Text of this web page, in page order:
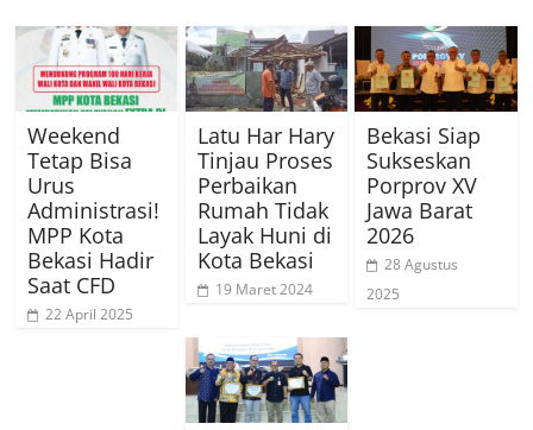
Weekend
Tetap Bisa
Urus
Administrasi!
MPP Kota
Bekasi Hadir
Saat CFD
22 April 2025
Latu Har Hary
Tinjau Proses
Perbaikan
Rumah Tidak
Layak Huni di
Kota Bekasi
19 Maret 2024
Bekasi Siap
Sukseskan
Porprov XV
Jawa Barat
2026
28 Agustus
2025